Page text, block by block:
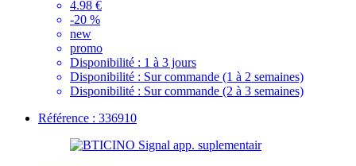
4.98 €
-20 %
new
promo
Disponibilité : 1 à 3 jours
Disponibilité : Sur commande (1 à 2 semaines)
Disponibilité : Sur commande (2 à 3 semaines)
Référence : 336910